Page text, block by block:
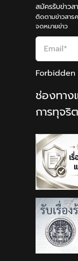
สมัครรับข่าวส
ติดตามข่าวสาร
จดหมายข่าว
Forbidden
ช่องทาง
การทุจริ